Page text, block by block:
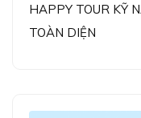
HAPPY TOUR KỸ
TOÀN DIỆN